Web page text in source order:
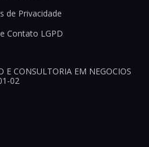
de Privacidade
Contato LGPD
E CONSULTORIA EM NEGOCIOS
02